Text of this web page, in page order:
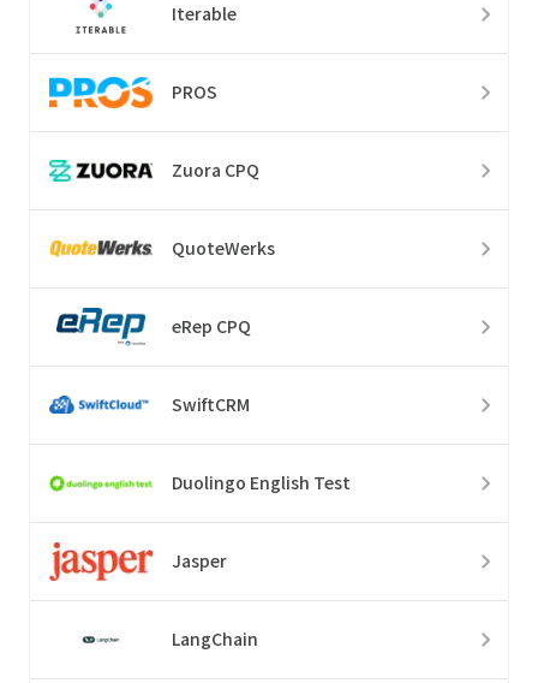
Iterable
PROS
Zuora CPQ
QuoteWerks
eRep CPQ
SwiftCRM
Duolingo English Test
Jasper
LangChain